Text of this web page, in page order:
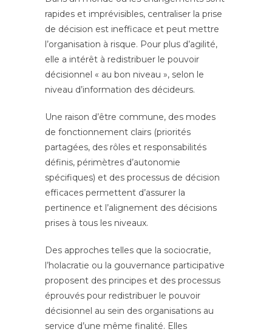
rapides et imprévisibles, centraliser la prise
de décision est inefficace et peut mettre
l’organisation à risque. Pour plus d’agilité,
elle a intérêt à redistribuer le pouvoir
décisionnel « au bon niveau », selon le
niveau d’information des décideurs.
Une raison d’être commune, des modes
de fonctionnement clairs (priorités
partagées, des rôles et responsabilités
définis, périmètres d’autonomie
spécifiques) et des processus de décision
efficaces permettent d’assurer la
pertinence et l’alignement des décisions
prises à tous les niveaux.
Des approches telles que la sociocratie,
l’holacratie ou la gouvernance participative
proposent des principes et des processus
éprouvés pour redistribuer le pouvoir
décisionnel au sein des organisations au
service d’une même finalité. Elles